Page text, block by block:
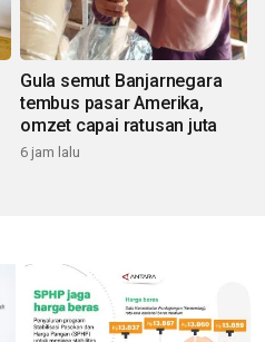
Gula semut Banjarnegara
tembus pasar Amerika,
omzet capai ratusan juta
6 jam lalu